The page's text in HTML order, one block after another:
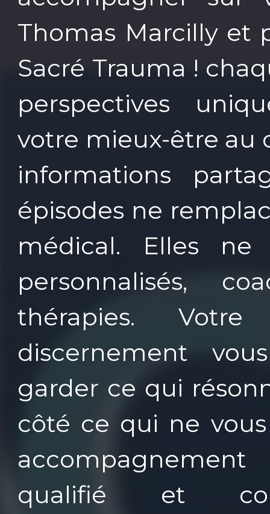
Thomas Marcilly et
Sacré Trauma !
perspectives
votre mieux-être au
informations
épisodes ne
médical. Elles
personnalisés,
thérapies.
discernement
garder ce qui
côté ce qui ne
qualifié et